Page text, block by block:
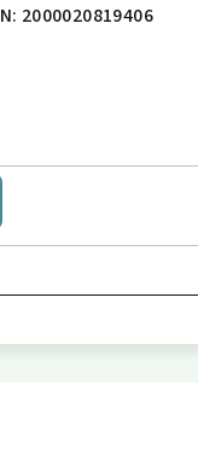
2000020819406